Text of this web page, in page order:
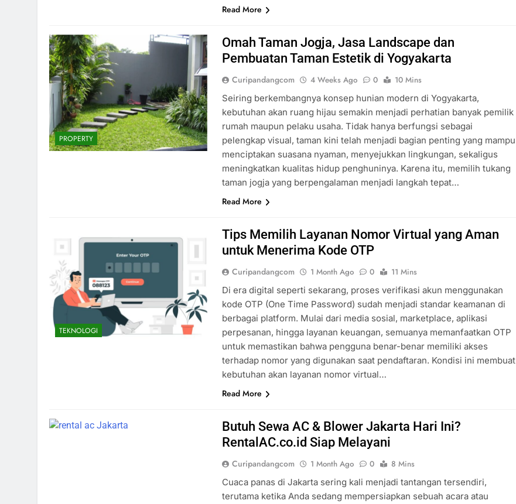
Read More
PROPERTY
Omah Taman Jogja, Jasa Landscape dan
Pembuatan Taman Estetik di Yogyakarta
Curipandangcom 4 Weeks Ago 0
10 Mins
Seiring berkembangnya konsep hunian modern di Yogyakarta,
kebutuhan akan ruang hijau semakin menjadi perhatian banyak pemilik
rumah maupun pelaku usaha. Tidak hanya berfungsi sebagai
pelengkap visual, taman kini telah menjadi bagian penting yang mampu
menciptakan suasana nyaman, menyejukkan lingkungan, sekaligus
meningkatkan kualitas hidup penghuninya. Karena itu, memilih tukang
taman jogja yang berpengalaman menjadi langkah tepat…
Read More
TEKNOLOGI
Tips Memilih Layanan Nomor Virtual yang Aman
untuk Menerima Kode OTP
Curipandangcom 1 Month Ago 0
11 Mins
Di era digital seperti sekarang, proses verifikasi akun menggunakan
kode OTP (One Time Password) sudah menjadi standar keamanan di
berbagai platform. Mulai dari media sosial, marketplace, aplikasi
perpesanan, hingga layanan keuangan, semuanya memanfaatkan OTP
untuk memastikan bahwa pengguna benar-benar memiliki akses
terhadap nomor yang digunakan saat pendaftaran. Kondisi ini membuat
kebutuhan akan layanan nomor virtual…
Read More
Butuh Sewa AC & Blower Jakarta Hari Ini?
RentalAC.co.id Siap Melayani
Curipandangcom 1 Month Ago 0
8 Mins
Cuaca panas di Jakarta sering kali menjadi tantangan tersendiri,
terutama ketika Anda sedang mempersiapkan sebuah acara atau